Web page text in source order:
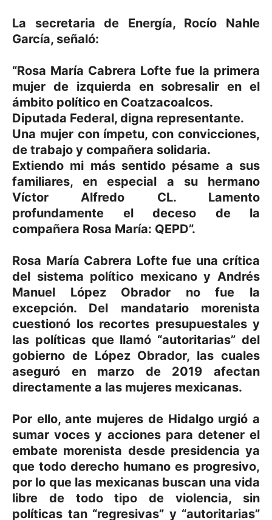
La secretaria de Energía, Rocío Nahle
García, señaló:
“Rosa María Cabrera Lofte fue la primera
mujer de izquierda en sobresalir en el
ámbito político en Coatzacoalcos.
Diputada Federal, digna representante.
Una mujer con ímpetu, con convicciones,
de trabajo y compañera solidaria.
Extiendo mi más sentido pésame a sus
familiares, en especial a su hermano
Víctor Alfredo CL. Lamento
profundamente el deceso de la
compañera Rosa María: QEPD”.
Rosa María Cabrera Lofte fue una crítica
del sistema político mexicano y Andrés
Manuel López Obrador no fue la
excepción. Del mandatario morenista
cuestionó los recortes presupuestales y
las políticas que llamó “autoritarias” del
gobierno de López Obrador, las cuales
aseguró en marzo de 2019 afectan
directamente a las mujeres mexicanas.
Por ello, ante mujeres de Hidalgo urgió a
sumar voces y acciones para detener el
embate morenista desde presidencia ya
que todo derecho humano es progresivo,
por lo que las mexicanas buscan una vida
libre de todo tipo de violencia, sin
políticas tan “regresivas” y “autoritarias”